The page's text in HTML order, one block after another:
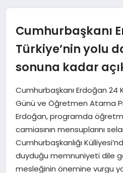
EKONOMI
SPOR
SAĞLIK
EĞITIM
Cumhurbaşkanı
Türkiye’nin yolu
sonuna kadar
Cumhurbaşkanı Erdoğan 24
Günü ve Öğretmen Atama
Erdoğan, programda
camiasının mensuplarını
Cumhurbaşkanlığı
duyduğu memnuniyeti dile
mesleğinin önemine vurgu